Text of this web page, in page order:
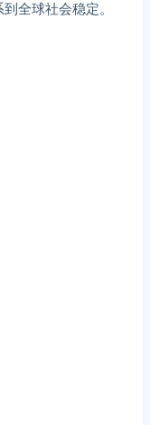
全球社会稳定。